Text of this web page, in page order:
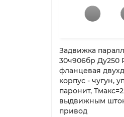
Задвижка
30ч906бр Ду250
фланцевая
корпус - чугун,
паронит,
выдвижным
привод